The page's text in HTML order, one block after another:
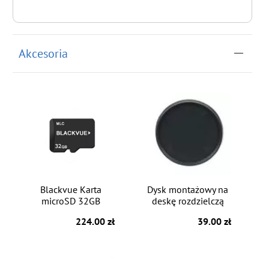
Akcesoria
Blackvue Karta
microSD 32GB
224.00 zł
Dysk montażowy na
deskę rozdzielczą
39.00 zł